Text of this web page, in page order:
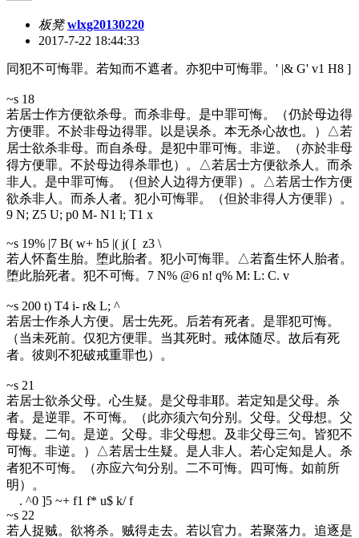
板凳 wlxg20130220
2017-7-22 18:44:33
同犯不可悔罪。若知而不遮者。亦犯中可悔罪。 ' |& G' v1 H8 ]
~s 18
若居士作方便欲杀母。而杀非母。是中罪可悔。（仍於母边得
方便罪。不於非母边得罪。以是误杀。本无杀心故也。）△若
居士欲杀非母。而自杀母。是犯中罪可悔。非逆。（亦於非母
得方便罪。不於母边得杀罪也）。△若居士方便欲杀人。而杀
非人。是中罪可悔。（但於人边得方便罪）。△若居士作方便
欲杀非人。而杀人者。犯小可悔罪。（但於非得人方便罪）。
9 N; Z5 U; p0 M- N1 l; T1 x
~s 19% |7 B( w+ h5 |( j( [ z3 \
若人怀畜生胎。堕此胎者。犯小可悔罪。△若畜生怀人胎者。
堕此胎死者。犯不可悔。 7 N% @6 n! q% M: L: C. v
~s 200 t) T4 i- r& L; ^
若居士作杀人方便。居士先死。后若有死者。是罪犯可悔。
（当未死前。仅犯方便罪。当其死时。戒体随尽。故后有死
者。彼则不犯破戒重罪也）。
~s 21
若居士欲杀父母。心生疑。是父母非耶。若定知是父母。杀
者。是逆罪。不可悔。（此亦须六句分别。父母。父母想。父
母疑。二句。是逆。父母。非父母想。及非父母三句。皆犯不
可悔。非逆。）△若居士生疑。是人非人。若心定知是人。杀
者犯不可悔。（亦应六句分别。二不可悔。四可悔。如前所
明）。
. ^0 ]5 ~+ f1 f* u$ k/ f
~s 22
若人捉贼。欲将杀。贼得走去。若以官力。若聚落力。追逐是